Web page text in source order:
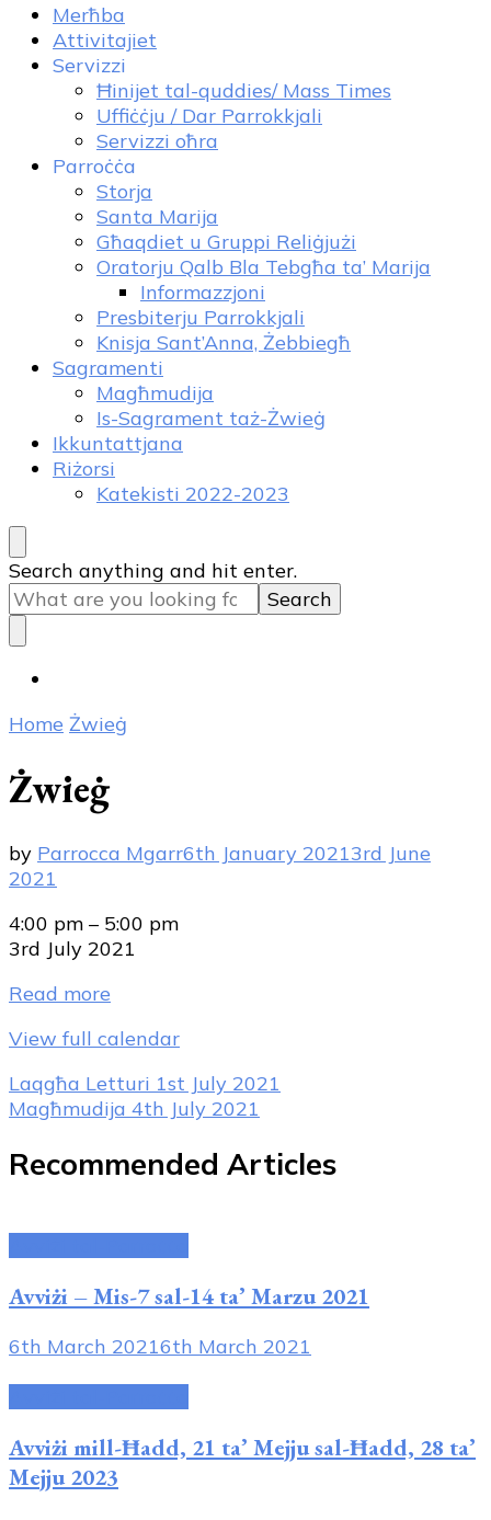
Merħba
Attivitajiet
Servizzi
Ħinijet tal-quddies/ Mass Times
Uffiċċju / Dar Parrokkjali
Servizzi oħra
Parroċċa
Storja
Santa Marija
Għaqdiet u Gruppi Reliġjużi
Oratorju Qalb Bla Tebgħa ta’ Marija
Informazzjoni
Presbiterju Parrokkjali
Knisja Sant’Anna, Żebbiegħ
Sagramenti
Magħmudija
Is-Sagrament taż-Żwieġ
Ikkuntattjana
Riżorsi
Katekisti 2022-2023
Looking
for
Something?
Search anything and hit enter.
Home Żwieġ
Żwieġ
by Parrocca Mgarr6th January 20213rd June
2021
Żwieġ
4:00 pm – 5:00 pm
3rd July 2021
Read more
View full calendar
Post
Navigation
Laqgħa Letturi 1st July 2021
Magħmudija 4th July 2021
Recommended Articles
Avviżi – Mis-7 sal-14 ta’ Marzu 2021
6th March 20216th March 2021
Avviżi mill-Ħadd, 21 ta’ Mejju sal-Ħadd, 28 ta’
Mejju2023